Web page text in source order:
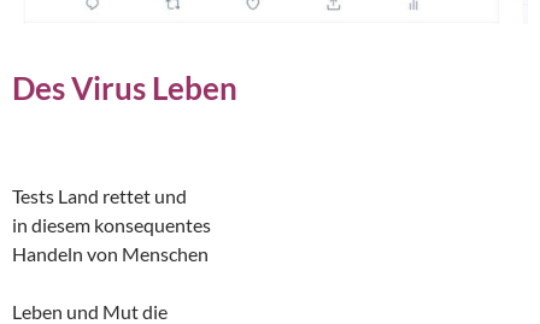
Des Virus Leben
Tests Land rettet und
in diesem konsequentes
Handeln von Menschen
Leben und Mut die